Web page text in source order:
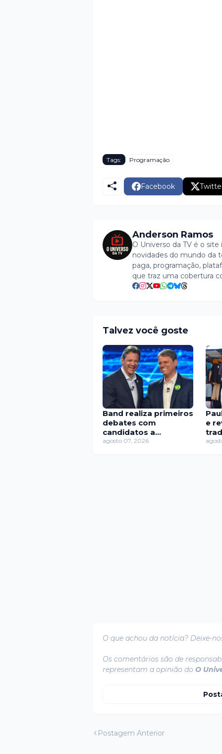
Tags: Programação
Facebook
Anderson Ramos
O Universo da TV é o
novidades do mundo da
paga, programação,
que traz uma cobertura
Talvez você goste
Band realiza primeiros
debates com
candidatos a
governos estaduais
agosto 07, 2026
e
O que achou da notícia? Deixe-
Os comentários são de
representam a opinião do O
Postagem Anterior